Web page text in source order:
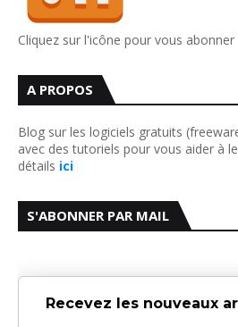
Cliquez sur l'icône pour vous abonner
A PROPOS
Blog sur les logiciels gratuits
avec des tutoriels pour vous aider à
détails ici
S'ABONNER PAR MAIL
Recevez les nouveaux